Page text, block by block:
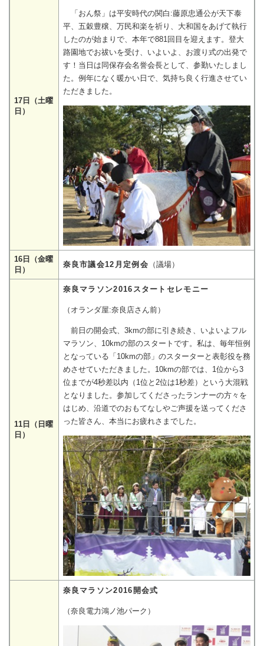
17日（土曜
日）
「おん祭」は平安時代の関白:藤原忠通公が天下泰
平、五穀豊穣、万民和楽を祈り、大和国をあげて執行
したのが始まりで、本年で881回目を迎えます。登大
路園地でお祓いを受け、いよいよ、お渡り式の出発で
す！当日は同保存会名誉会長として、参勤いたしまし
た。例年になく暖かい日で、気持ち良く行進させてい
ただきました。
16日（金曜
日）
奈良市議会12月定例会 （議場）
11日（日曜
日）
奈良マラソン2016スタートセレモニー
（オランダ屋:奈良店さん前）
前日の開会式、3kmの部に引き続き、いよいよフル
マラソン、10kmの部のスタートです。私は、毎年恒例
となっている「10kmの部」のスターターと表彰役を務
めさせていただきました。10kmの部では、1位から3
位までが4秒差以内（1位と2位は1秒差）という大混戦
となりました。参加してくださったランナーの方々を
はじめ、沿道でのおもてなしやご声援を送ってくださ
った皆さん、本当にお疲れさまでした。
奈良マラソン2016開会式
（奈良電力鴻ノ池パーク）